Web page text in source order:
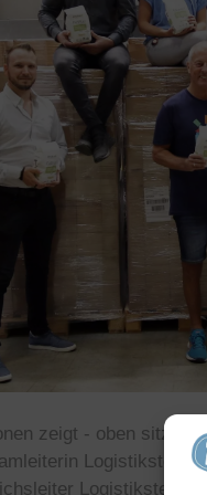
zeigt - oben